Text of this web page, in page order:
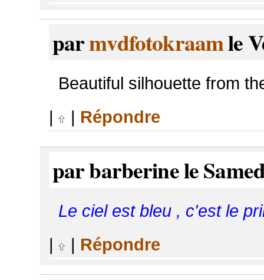
parmvdfotokraamle
Beautiful silhouette from
|
| Répondre
par barberine le
Le ciel est bleu , c'est le
|
| Répondre